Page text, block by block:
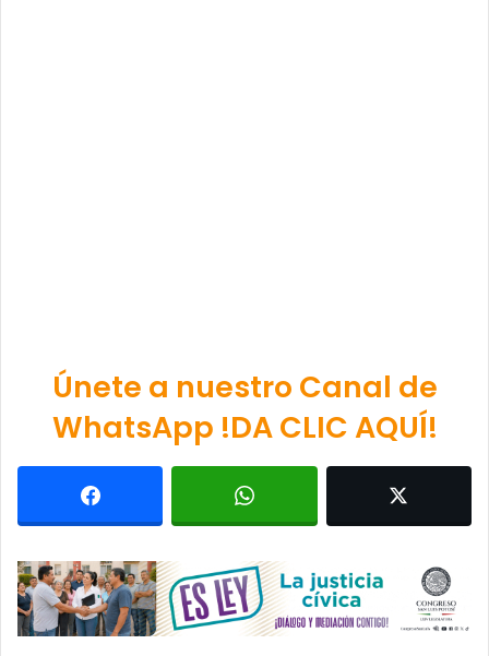
Únete a nuestro Canal de
WhatsApp !DA CLIC AQUÍ!